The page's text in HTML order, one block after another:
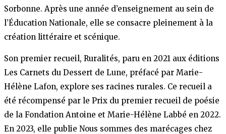
Sorbonne. Après une année d’enseignement au sein de
l’Éducation Nationale, elle se consacre pleinement à la
création littéraire et scénique.​
Son premier recueil, Ruralités, paru en 2021 aux éditions
Les Carnets du Dessert de Lune, préfacé par Marie-
Hélène Lafon, explore ses racines rurales. Ce recueil a
été récompensé par le Prix du premier recueil de poésie
de la Fondation Antoine et Marie-Hélène Labbé en 2022.
En 2023, elle publie Nous sommes des marécages chez